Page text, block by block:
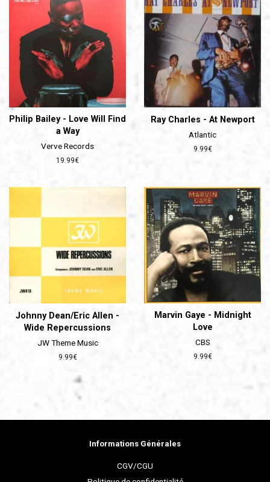
Philip Bailey - Love Will Find
a Way
Verve Records
Prix
19.99€
Ray Charles - At Newport
Atlantic
Prix
9.99€
Johnny Dean/Eric Allen -
Wide Repercussions
JW Theme Music
Prix
9.99€
Marvin Gaye - Midnight
Love
CBS
Prix
9.99€
Informations Générales
CGV/CGU